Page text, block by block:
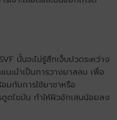
นั้นจะไม่รู้สึกเจ็บปวดระหว่าง
นะนำเป็นการวางยาสลบ เพื่อ
มกับการใช้ยาชาหรือ
ดไขมัน ทำให้ผิวอักเสบน้อยลง